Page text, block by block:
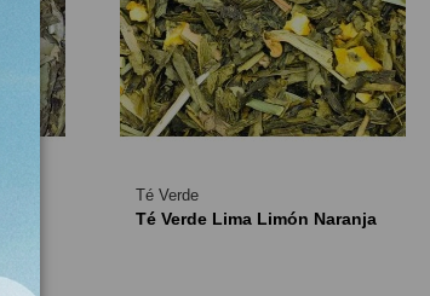
Té Verde
Té Verde Lima Limón Naranja